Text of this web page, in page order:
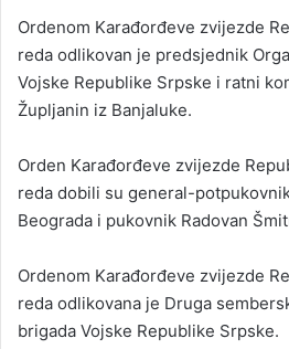
Ordenom Karađorđeve zvijezde
reda odlikovan je predsjednik
Vojske Republike Srpske i ratni
Župljanin iz Banjaluke.
Orden Karađorđeve zvijezde
reda dobili su general-
Beograda i pukovnik Radovan
Ordenom Karađorđeve zvijezde
reda odlikovana je Druga
brigada Vojske Republike Srpske.